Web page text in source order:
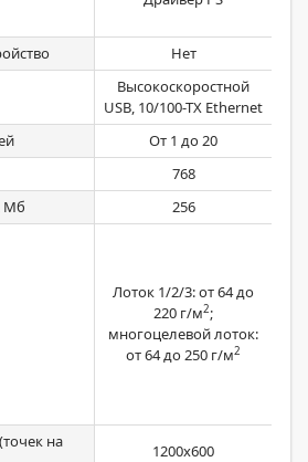
Нет
Высокоскоростной
USB, 10/100-TX Ethernet
От 1 до 20
768
Мб
256
Лоток 1/2/3: от 64 до
220 г/м2;
многоцелевой лоток:
от 64 до 250 г/м2
на
1200x600